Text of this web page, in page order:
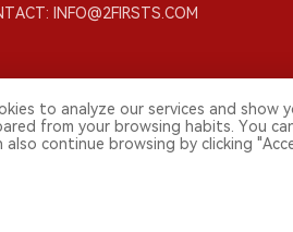
INFO@2FIRSTS.COM
los derechos reservados.
to analyze our services and show
from your browsing habits. You
continue browsing by clicking